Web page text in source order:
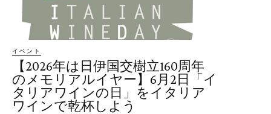
イベント
【2026年は日伊国交樹立160周年
のメモリアルイヤー】6月2日「イ
タリアワインの日」をイタリア
ワインで乾杯しよう